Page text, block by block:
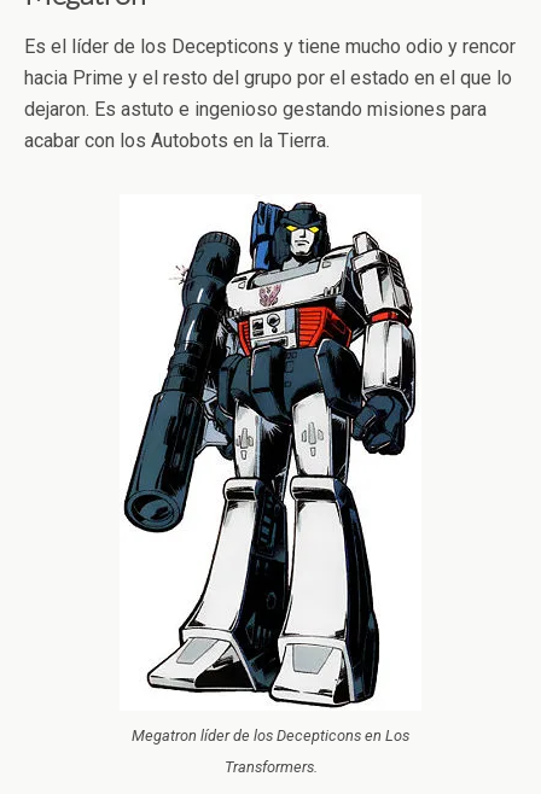
Es el líder de los Decepticons y tiene mucho odio y rencor
hacia Prime y el resto del grupo por el estado en el que lo
dejaron. Es astuto e ingenioso gestando misiones para
acabar con los Autobots en la Tierra.
Megatron líder de los Decepticons en Los
Transformers.